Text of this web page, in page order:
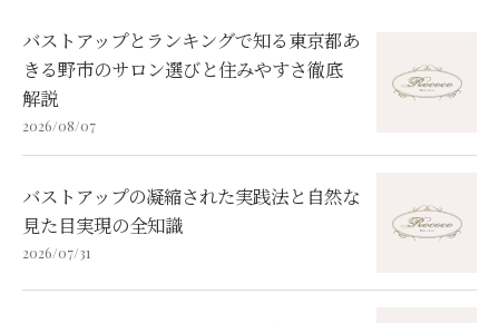
バストアップとランキングで知る東京都あ
きる野市のサロン選びと住みやすさ徹底
解説
2026/08/07
バストアップの凝縮された実践法と自然な
見た目実現の全知識
2026/07/31